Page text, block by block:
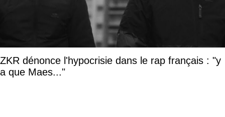
ZKR dénonce l'hypocrisie dans le rap français : "y
a que Maes..."